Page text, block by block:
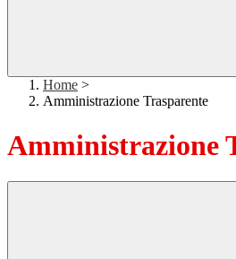
Home >
Amministrazione Trasparente
Amministrazione